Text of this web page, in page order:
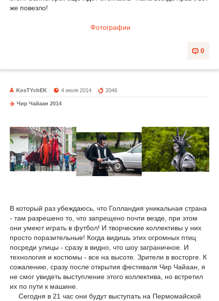
же повезло!
Фотографии
0
KosTYchEK 4 июля 2014 2046
Чир Чайаан 2014
В который раз убеждаюсь, что Голландия уникальная страна
- там разрешено то, что запрещено почти везде, при этом
они умеют играть в футбол! И творческие коллективы у них
просто поразительные! Когда видишь этих огромных птиц
посреди улицы - сразу в видно, что шоу заграничное. И
технология и костюмы - все на высоте. Зрители в восторге. К
сожалению, сразу после открытия фестиваля Чир Чайаан, я
не смог увидеть выступление этого коллектива, но встретил
их по пути к машине.
Сегодня в 21 час они будут выступать на Пермомайской